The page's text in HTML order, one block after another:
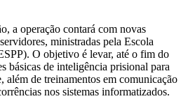
a operação contará com novas
ministradas pela Escola
O objetivo é levar, até o fim do
básicas de inteligência prisional para
além de treinamentos em comunicação
nos sistemas informatizados.